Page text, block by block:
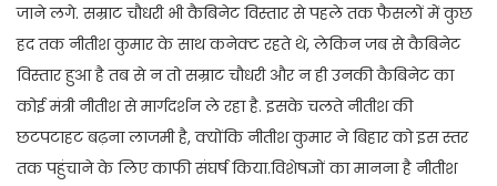
जाने लगे. सम्राट चौधरी भी कैबिनेट विस्तार से पहले तक फैसलों में कुछ
हद तक नीतीश कुमार के साथ कनेक्ट रहते थे, लेकिन जब से कैबिनेट
विस्तार हुआ है तब से न तो सम्राट चौधरी और न ही उनकी कैबिनेट का
कोई मंत्री नीतीश से मार्गदर्शन ले रहा है. इसके चलते नीतीश की
छटपटाहट बढ़ना लाजमी है, क्योंकि नीतीश कुमार ने बिहार को इस स्तर
तक पहुंचाने के लिए काफी संघर्ष किया.विशेषज्ञों का मानना है नीतीश